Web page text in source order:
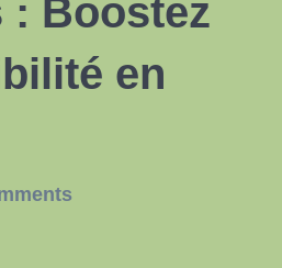
: Boostez
en